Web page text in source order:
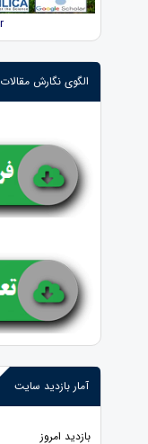
الگوی نگارش
آمار بازدید سایت
بازدید امروز